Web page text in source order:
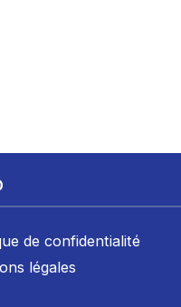
de confidentialité
légales